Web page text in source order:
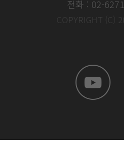
전화 : 02-
COPYRIGHT (C)